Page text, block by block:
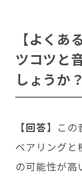
【よくあ
ツコツと
しょうか？
【回答】 こ
ベアリングと
の可能性が高